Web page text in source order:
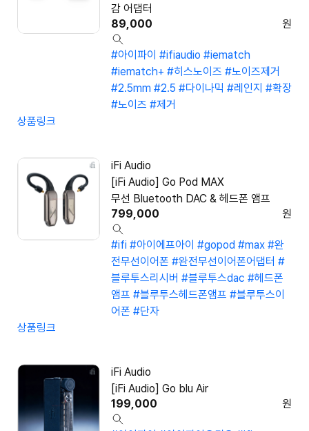
감 어댑터
89,000
원
#아이파이 #ifiaudio #iematch
#iematch+ #히스노이즈 #노이즈제거
#2.5mm #2.5 #다이나믹 #레인지 #확장
#노이즈 #제거
상품링크
iFi Audio
[iFi Audio] Go Pod MAX
무선 Bluetooth DAC & 헤드폰 앰프
799,000
원
#ifi #아이에프아이 #gopod #max #완
전무선이어폰 #완전무선이어폰어댑터 #
블루투스리시버 #블루투스dac #헤드폰
앰프 #블루투스헤드폰앰프 #블루투스이
어폰 #단자
상품링크
iFi Audio
[iFi Audio] Go blu Air
199,000
원